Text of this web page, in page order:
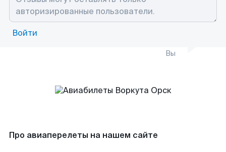
Войти
Вы
Про авиаперелеты на нашем сайте